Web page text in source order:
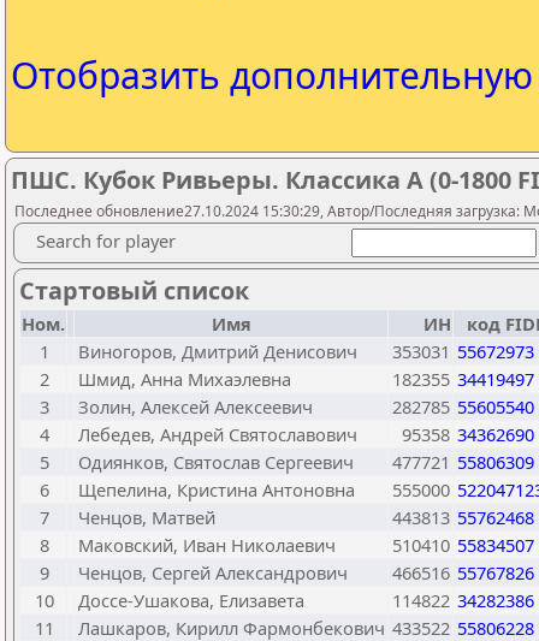
Отобразить
ПШС. Кубок Ривьеры. Классика А (0-1800
Последнее обновление27.10.2024 15:30:29, Автор/Последняя загрузка:
Search for player
Стартовый список
Ном. Имя ИН
код
1
Виногоров, Дмитрий Денисович 353031 55672973
2
Шмид, Анна Михаэлевна 182355 34419497
3
Золин, Алексей Алексеевич 282785 55605540
4
Лебедев, Андрей Святославович 95358 34362690
5
Одиянков, Святослав Сергеевич 477721 55806309
6
Щепелина, Кристина Антоновна 555000
7
Ченцов, Матвей 443813 55762468
8
Маковский, Иван Николаевич 510410 55834507
9
Ченцов, Сергей Александрович 466516 55767826
10
Доссе-Ушакова, Елизавета 114822 34282386
11
Лашкаров, Кирилл Фармонбекович 433522 55806228